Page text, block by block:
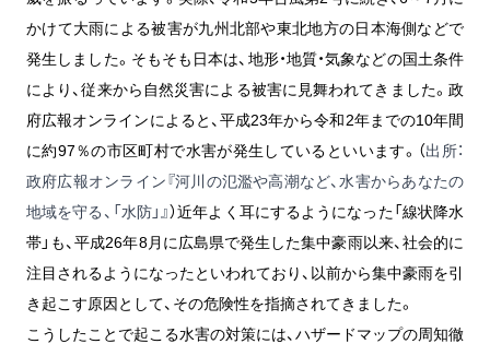
かけて大雨による被害が九州北部や東北地方の日本海側などで
発生しました。そもそも日本は、地形・地質・気象などの国土条件
により、従来から自然災害による被害に見舞われてきました。政
府広報オンラインによると、平成23年から令和2年までの10年間
に約97％の市区町村で水害が発生しているといいます。（出所：
政府広報オンライン『河川の氾濫や高潮など、水害からあなたの
地域を守る、「水防」』）近年よく耳にするようになった「線状降水
帯」も、平成26年8月に広島県で発生した集中豪雨以来、社会的に
注目されるようになったといわれており、以前から集中豪雨を引
き起こす原因として、その危険性を指摘されてきました。
こうしたことで起こる水害の対策には、ハザードマップの周知徹